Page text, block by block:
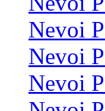
Nevoi
Nevoi
Nevoi